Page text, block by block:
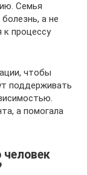
Семья
а не
к процессу
чтобы
поддерживать
а помогала
человек